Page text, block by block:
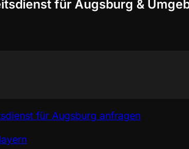
für Augsburg &
für Augsburg anfragen